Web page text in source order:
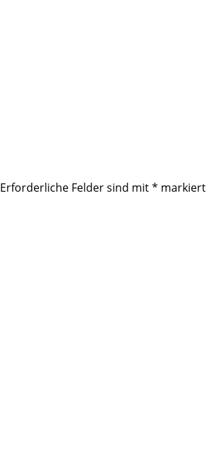
Erforderliche Felder sind mit* markiert